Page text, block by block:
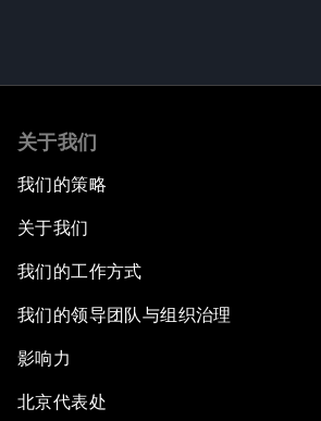
关于我们
我们的策略
关于我们
我们的工作方式
我们的领导团队与组织治理
影响力
北京代表处